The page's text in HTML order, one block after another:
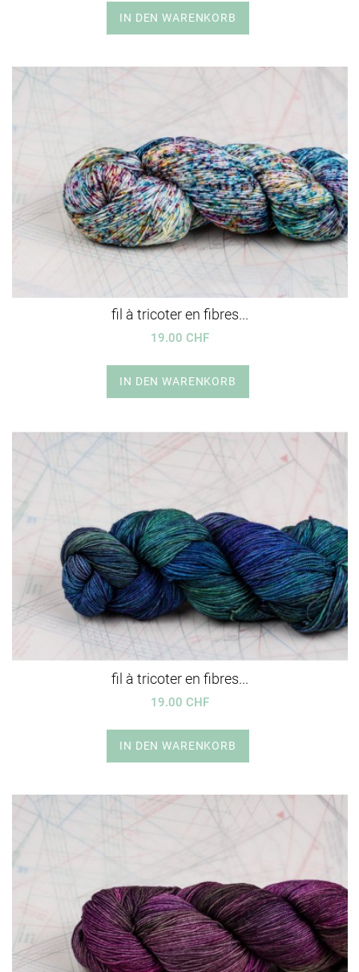
IN DEN WARENKORB
fil à tricoter en fibres...
19.00 CHF
IN DEN WARENKORB
fil à tricoter en fibres...
19.00 CHF
IN DEN WARENKORB